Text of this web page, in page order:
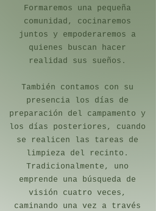
Formaremos una pequeña
comunidad, cocinaremos
juntos y empoderaremos a
quienes buscan hacer
realidad sus sueños.
También contamos con su
presencia los días de
preparación del campamento y
los días posteriores, cuando
se realicen las tareas de
limpieza del recinto.
Tradicionalmente, uno
emprende una búsqueda de
visión cuatro veces,
caminando una vez a través